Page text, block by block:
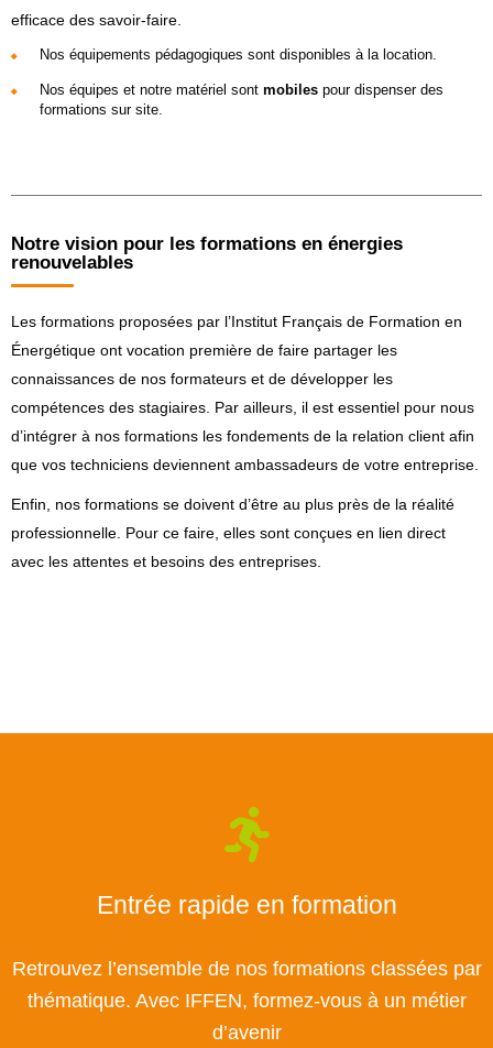
efficace des savoir-faire.
Nos équipements pédagogiques sont disponibles à la location.
Nos équipes et notre matériel sont mobiles pour dispenser des
formations sur site.
Notre vision pour les formations en énergies
renouvelables
Les formations proposées par l’Institut Français de Formation en
Énergétique ont vocation première de faire partager les
connaissances de nos formateurs et de développer les
compétences des stagiaires. Par ailleurs, il est essentiel pour nous
d’intégrer à nos formations les fondements de la relation client afin
que vos techniciens deviennent ambassadeurs de votre entreprise.
Enfin, nos formations se doivent d’être au plus près de la réalité
professionnelle. Pour ce faire, elles sont conçues en lien direct
avec les attentes et besoins des entreprises.
Entrée rapide en formation
Retrouvez l’ensemble de nos formations classées par
thématique. Avec IFFEN, formez-vous à un métier
d’avenir